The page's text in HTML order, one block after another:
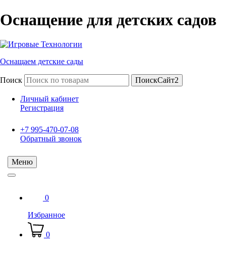
Оснащение для детских садов
Оснащаем детские сады
Поиск ПоискСайт2
Личный кабинет
Регистрация
+7 995-470-07-08
Обратный звонок
Меню
0
Избранное
0